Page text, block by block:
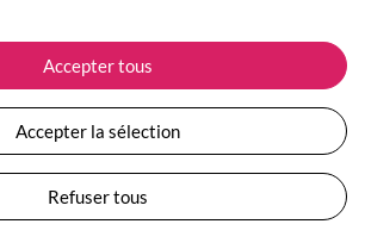
Enfants
thèmes
commande
et livraison
remboursement
paiement
/ Réponses
de vente
Accepter tous
Accepter la sélection
Refuser tous